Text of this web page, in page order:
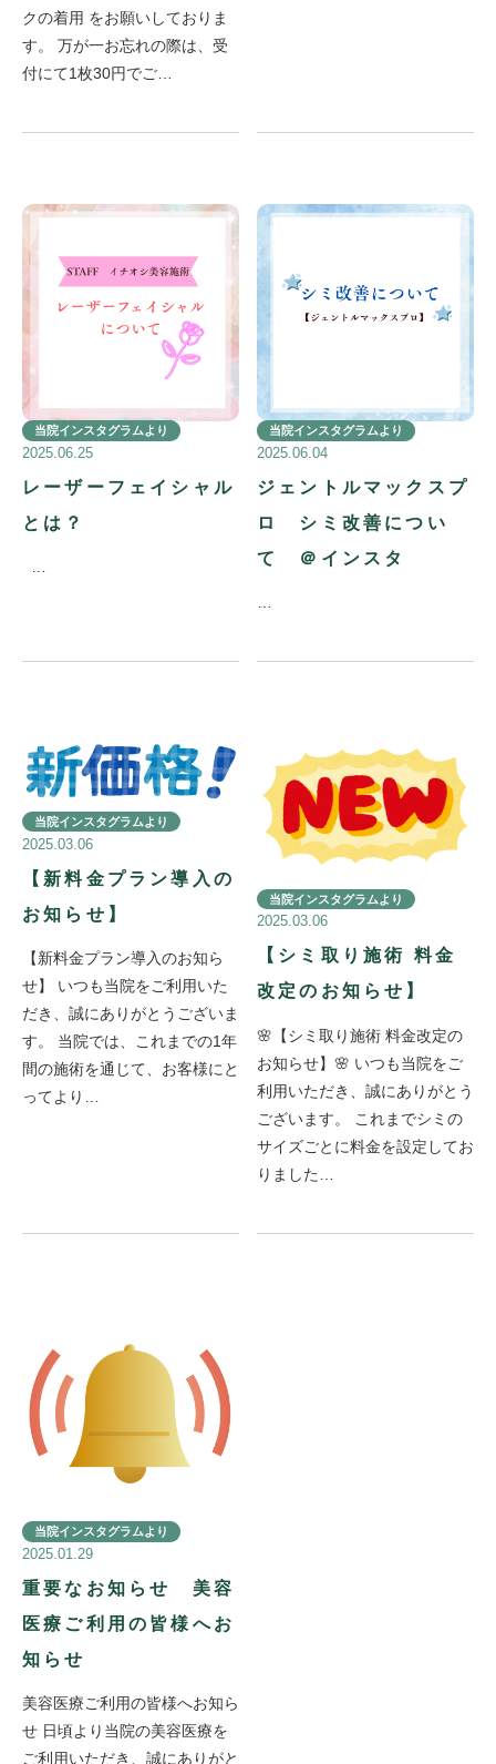
クの着用 をお願いしておりま
す。 万が一お忘れの際は、受
付にて1枚30円でご…
当院インスタグラムより
2025.06.25
レーザーフェイシャル
とは？
…
当院インスタグラムより
2025.06.04
ジェントルマックスプ
ロ シミ改善につい
て ＠インスタ
…
当院インスタグラムより
2025.03.06
【新料金プラン導入の
お知らせ】
【新料金プラン導入のお知ら
せ】 いつも当院をご利用いた
だき、誠にありがとうございま
す。 当院では、これまでの1年
間の施術を通じて、お客様にと
ってより…
当院インスタグラムより
2025.03.06
【シミ取り施術 料金
改定のお知らせ】
🌸【シミ取り施術 料金改定の
お知らせ】🌸 いつも当院をご
利用いただき、誠にありがとう
ございます。 これまでシミの
サイズごとに料金を設定してお
りました…
当院インスタグラムより
2025.01.29
重要なお知らせ 美容
医療ご利用の皆様へお
知らせ
美容医療ご利用の皆様へお知ら
せ 日頃より当院の美容医療を
ご利用いただき、誠にありがと